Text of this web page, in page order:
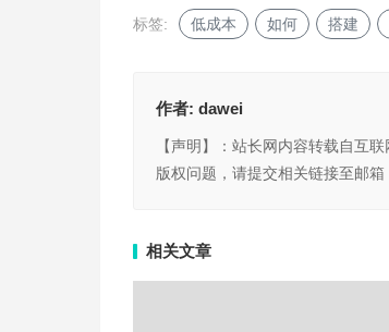
标签: 低成本 如何 搭建
作者: dawei
【声明】：站长网内容转载自互
版权问题，请提交相关链接至邮
相关文章